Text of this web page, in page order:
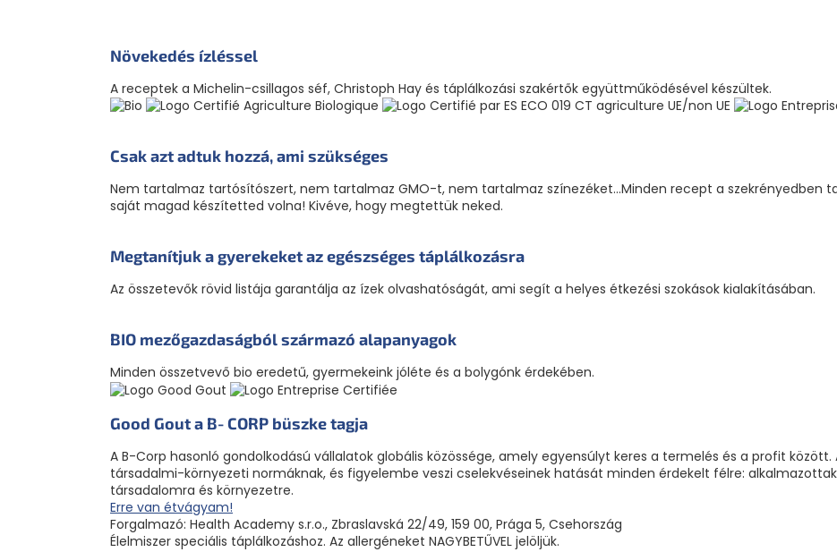
Növekedés ízléssel
A receptek a Michelin-csillagos séf, Christoph Hay és táplálkozási szakértők együttműködésével készültek.
Csak azt adtuk hozzá, ami szükséges
Nem tartalmaz tartósítószert, nem tartalmaz GMO-t, nem tartalmaz színezéket...Minden recept a szekrényedben
saját magad készítetted volna! Kivéve, hogy megtettük neked.
Megtanítjuk a gyerekeket az egészséges táplálkozásra
Az összetevők rövid listája garantálja az ízek olvashatóságát, ami segít a helyes étkezési szokások kialakításában.
BIO mezőgazdaságból származó alapanyagok
Minden összetvevő bio eredetű, gyermekeink jóléte és a bolygónk érdekében.
Good Gout a B‑CORP büszke tagja
A B-Corp hasonló gondolkodású vállalatok globális közössége, amely egyensúlyt keres a termelés és a profit
társadalmi-környezeti normáknak, és figyelembe veszi cselekvéseinek hatását minden érdekelt félre:
társadalomra és környezetre.
Erre van étvágyam!
Forgalmazó: Health Academy s.r.o., Zbraslavská 22/49, 159 00, Prága 5, Csehország
Élelmiszer speciális táplálkozáshoz. Az allergéneket NAGYBETŰVEL jelöljük.